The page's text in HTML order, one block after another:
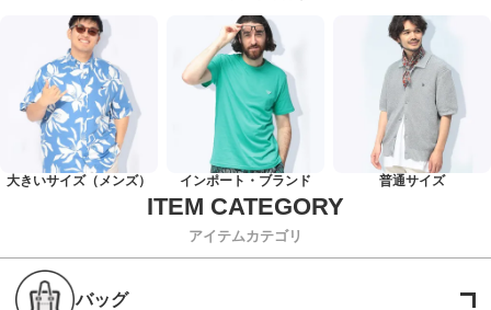
大きいサイズ（メンズ） インポート・ブランド 普通サイズ
アイテムカテゴリ
バッグ